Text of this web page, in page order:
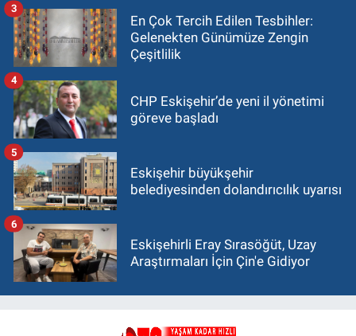
En Çok Tercih Edilen Tesbihler:
Gelenekten Günümüze Zengin
Çeşitlilik
3
CHP Eskişehir’de yeni il yönetimi
göreve başladı
4
Eskişehir büyükşehir
belediyesinden dolandırıcılık uyarısı
5
Eskişehirli Eray Sırasöğüt, Uzay
Araştırmaları İçin Çin'e Gidiyor
6